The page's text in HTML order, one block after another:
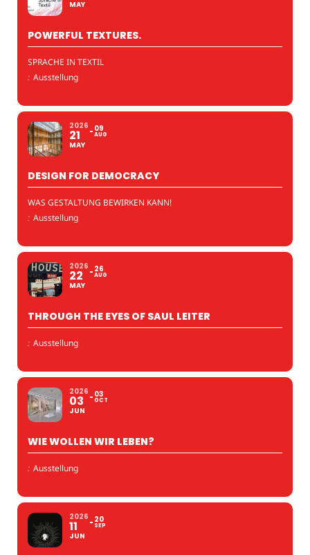
MAY
POWERFUL TEXTURES.
SPRACHE IN TEXTIL
: Ausstellung
2026
21
MAY
09
AUG
DESIGN FOR DEMOCRACY
WAS GESTALTUNG BEWIRKEN KANN!
: Ausstellung
2026
22
MAY
26
AUG
THROUGH THE EYES OF SAUL LEITER
: Ausstellung
2026
03
JUN
03
OCT
WIE WOLLEN WIR LEBEN?
: Ausstellung
2026
11
JUN
20
SEP